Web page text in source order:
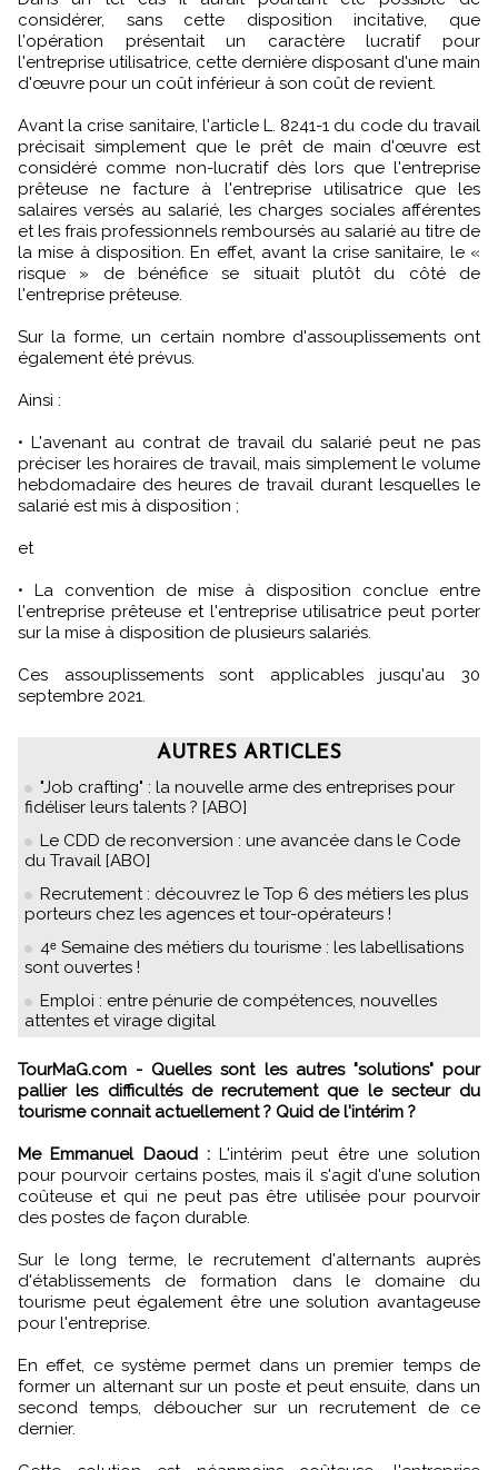
considérer, sans cette disposition incitative, que
l'opération présentait un caractère lucratif pour
l'entreprise utilisatrice, cette dernière disposant d'une main
d'œuvre pour un coût inférieur à son coût de revient.
Avant la crise sanitaire, l'article L. 8241-1 du code du travail
précisait simplement que le prêt de main d'œuvre est
considéré comme non-lucratif dès lors que l'entreprise
prêteuse ne facture à l'entreprise utilisatrice que les
salaires versés au salarié, les charges sociales afférentes
et les frais professionnels remboursés au salarié au titre de
la mise à disposition. En effet, avant la crise sanitaire, le «
risque » de bénéfice se situait plutôt du côté de
l'entreprise prêteuse.
Sur la forme, un certain nombre d'assouplissements ont
également été prévus.
Ainsi :
• L'avenant au contrat de travail du salarié peut ne pas
préciser les horaires de travail, mais simplement le volume
hebdomadaire des heures de travail durant lesquelles le
salarié est mis à disposition ;
et
• La convention de mise à disposition conclue entre
l'entreprise prêteuse et l'entreprise utilisatrice peut porter
sur la mise à disposition de plusieurs salariés.
Ces assouplissements sont applicables jusqu'au 30
septembre 2021.
AUTRES ARTICLES
"Job crafting" : la nouvelle arme des entreprises pour
fidéliser leurs talents ? [ABO]
Le CDD de reconversion : une avancée dans le Code
du Travail [ABO]
Recrutement : découvrez le Top 6 des métiers les plus
porteurs chez les agences et tour-opérateurs !
4ᵉ Semaine des métiers du tourisme : les labellisations
sont ouvertes !
Emploi : entre pénurie de compétences, nouvelles
attentes et virage digital
TourMaG.com - Quelles sont les autres "solutions" pour
pallier les difficultés de recrutement que le secteur du
tourisme connait actuellement ? Quid de l'intérim ?
Me Emmanuel Daoud :L'intérim peut être une solution
pour pourvoir certains postes, mais il s'agit d'une solution
coûteuse et qui ne peut pas être utilisée pour pourvoir
des postes de façon durable.
Sur le long terme, le recrutement d'alternants auprès
d'établissements de formation dans le domaine du
tourisme peut également être une solution avantageuse
pour l'entreprise.
En effet, ce système permet dans un premier temps de
former un alternant sur un poste et peut ensuite, dans un
second temps, déboucher sur un recrutement de ce
dernier.